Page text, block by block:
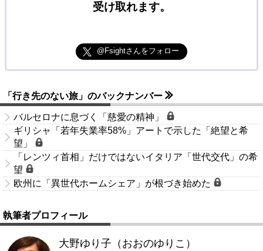
受け取れます。
@Fsightさんをフォロー
「行き先のない旅」のバックナンバー
バルセロナに息づく「慈愛の精神」
ギリシャ「若年失業率58%」アートで示した「絶望と希
望」
「レンツィ首相」だけではないイタリア「世代交代」の希
望
欧州に「異世代ホームシェア」が根づき始めた
執筆者プロフィール
大野ゆり子（おおのゆりこ）